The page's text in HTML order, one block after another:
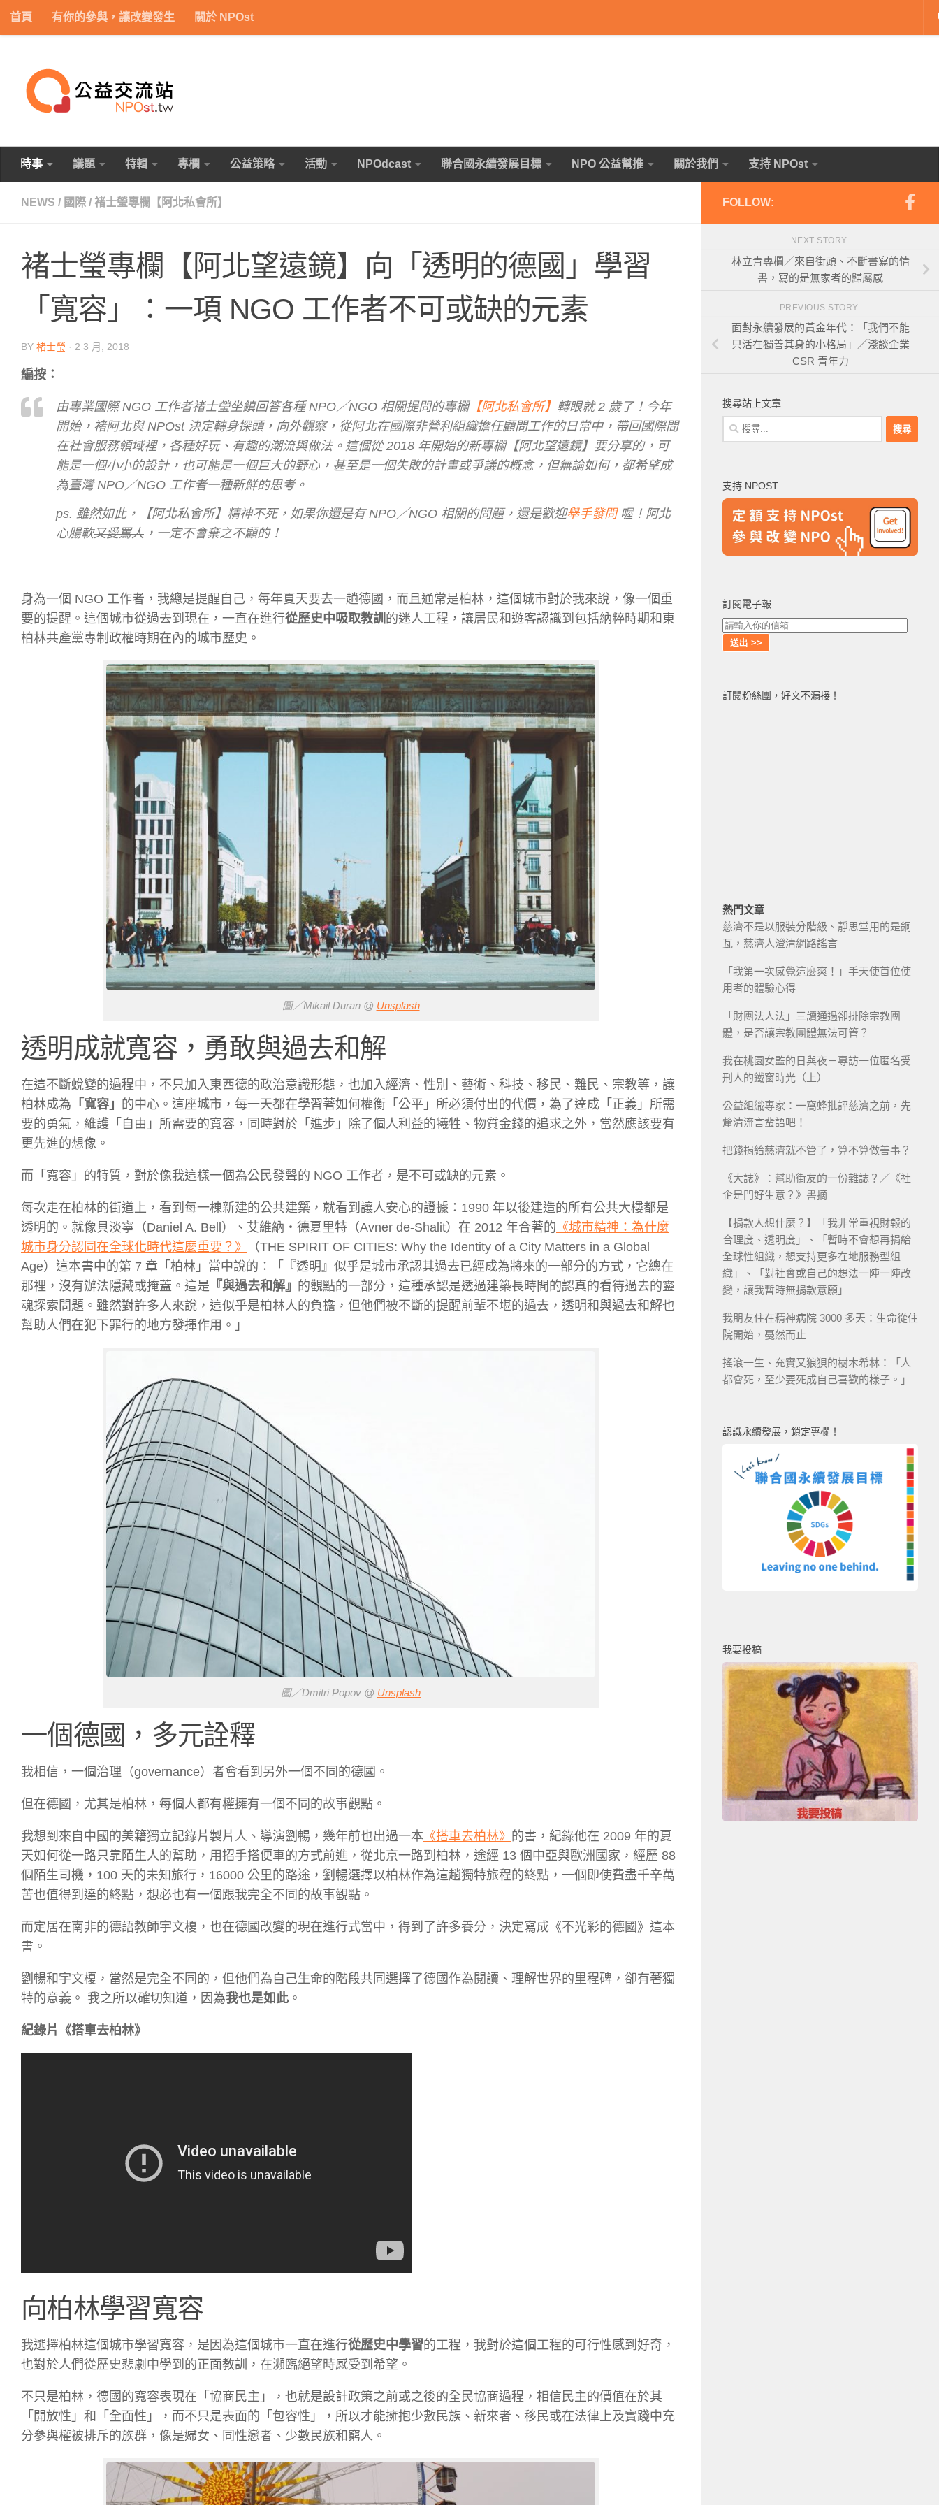
Skip to content
首頁 有你的參與，讓改變發生 關於 NPOst
時事 議題 特輯 專欄 公益策略 活動 NPOdcast 聯合國永續發展目標 NPO 公益幫推 關於我們 支持 NPOst
NEWS / 國際 / 褚士瑩專欄【阿北私會所】
褚士瑩專欄【阿北望遠鏡】向「透明的德國」學習
「寬容」：一項 NGO 工作者不可或缺的元素
BY 褚士瑩 · 2 3 月, 2018
編按：
由專業國際 NGO 工作者褚士瑩坐鎮回答各種 NPO／NGO 相關提問的專欄【阿北私會所】 轉眼就 2 歲了！今年
開始，褚阿北與 NPOst 決定轉身探頭，向外觀察，從阿北在國際非營利組織擔任顧問工作的日常中，帶回國際間
在社會服務領域裡，各種好玩、有趣的潮流與做法。這個從 2018 年開始的新專欄【阿北望遠鏡】要分享的，可
能是一個小小的設計，也可能是一個巨大的野心，甚至是一個失敗的計畫或爭議的概念，但無論如何，都希望成
為臺灣 NPO／NGO 工作者一種新鮮的思考。
ps. 雖然如此，【阿北私會所】精神不死，如果你還是有 NPO／NGO 相關的問題，還是歡迎舉手發問喔！阿北
心腸軟又愛罵人 ，一定不會棄之不顧的！
身為一個 NGO 工作者，我總是提醒自己，每年夏天要去一趟德國，而且通常是柏林，這個城市對於我來說，像一個重
要的提醒。這個城市從過去到現在，一直在進行從歷史中吸取教訓 的迷人工程，讓居民和遊客認識到包括納粹時期和東
柏林共產黨專制政權時期在內的城市歷史。
圖／Mikail Duran @ Unsplash
透明成就寬容，勇敢與過去和解
在這不斷蛻變的過程中，不只加入東西德的政治意識形態，也加入經濟、性別、藝術、科技、移民、難民、宗教等，讓
柏林成為 「寬容」 的中心。這座城市，每一天都在學習著如何權衡「公平」所必須付出的代價，為了達成「正義」所需
要的勇氣，維護「自由」所需要的寬容，同時對於「進步」除了個人利益的犧牲、物質金錢的追求之外，當然應該要有
更先進的想像。
而「寬容」的特質，對於像我這樣一個為公民發聲的 NGO 工作者，是不可或缺的元素。
每次走在柏林的街道上，看到每一棟新建的公共建築，就看到讓人安心的證據：1990 年以後建造的所有公共大樓都是
透明的。就像貝淡寧（Daniel A. Bell）、艾維納‧德夏里特（Avner de-Shalit）在 2012 年合著的 《城市精神：為什麼
城市身分認同在全球化時代這麼重要？》
（THE SPIRIT OF CITIES: Why the Identity of a City Matters in a Global
Age）這本書中的第 7 章「柏林」當中說的：「『透明』似乎是城市承認其過去已經成為將來的一部分的方式，它總在
那裡，沒有辦法隱藏或掩蓋。這是 『與過去和解』 的觀點的一部分，這種承認是透過建築長時間的認真的看待過去的靈
魂探索問題。雖然對許多人來說，這似乎是柏林人的負擔，但他們被不斷的提醒前輩不堪的過去，透明和與過去和解也
幫助人們在犯下罪行的地方發揮作用。」
圖／Dmitri Popov @ Unsplash
一個德國，多元詮釋
我相信，一個治理（governance）者會看到另外一個不同的德國。
但在德國，尤其是柏林，每個人都有權擁有一個不同的故事觀點。
我想到來自中國的美籍獨立記錄片製片人、導演劉暢，幾年前也出過一本 《搭車去柏林》 的書，紀錄他在 2009 年的夏
天如何從一路只靠陌生人的幫助，用招手搭便車的方式前進，從北京一路到柏林，途經 13 個中亞與歐洲國家，經歷 88
個陌生司機，100 天的未知旅行，16000 公里的路途，劉暢選擇以柏林作為這趟獨特旅程的終點，一個即使費盡千辛萬
苦也值得到達的終點，想必也有一個跟我完全不同的故事觀點。
而定居在南非的德語教師宇文榎，也在德國改變的現在進行式當中，得到了許多養分，決定寫成《不光彩的德國》這本
書。
劉暢和宇文榎，當然是完全不同的，但他們為自己生命的階段共同選擇了德國作為閱讀、理解世界的里程碑，卻有著獨
特的意義。 我之所以確切知道，因為我也是如此。
紀錄片《搭車去柏林》
向柏林學習寬容
我選擇柏林這個城市學習寬容，是因為這個城市一直在進行從歷史中學習的工程，我對於這個工程的可行性感到好奇，
也對於人們從歷史悲劇中學到的正面教訓，在瀕臨絕望時感受到希望。
不只是柏林，德國的寬容表現在「協商民主」，也就是設計政策之前或之後的全民協商過程，相信民主的價值在於其
「開放性」和「全面性」，而不只是表面的「包容性」，所以才能擁抱少數民族、新來者、移民或在法律上及實踐中充
分參與權被排斥的族群，像是婦女、同性戀者、少數民族和窮人。
FOLLOW:
NEXT STORY
林立青專欄／來自街頭、不斷書寫的情
書，寫的是無家者的歸屬感
PREVIOUS STORY
面對永續發展的黃金年代：「我們不能
只活在獨善其身的小格局」／淺談企業
CSR 青年力
搜尋站上文章
搜
尋
字:
支持 NPOST
訂閱電子報
訂閱粉絲團，好文不漏接！
熱門文章
慈濟不是以服裝分階級、靜思堂用的是銅
瓦，慈濟人澄清網路謠言
「我第一次感覺這麼爽！」手天使首位使
用者的體驗心得
「財團法人法」三讀通過卻排除宗教團
體，是否讓宗教團體無法可管？
我在桃園女監的日與夜－專訪一位匿名受
刑人的鐵窗時光（上）
公益組織專家：一窩蜂批評慈濟之前，先
釐清流言蜚語吧！
把錢捐給慈濟就不管了，算不算做善事？
《大誌》：幫助街友的一份雜誌？／《社
企是門好生意？》書摘
【捐款人想什麼？】「我非常重視財報的
合理度、透明度」、「暫時不會想再捐給
全球性組織，想支持更多在地服務型組
織」、「對社會或自己的想法一陣一陣改
變，讓我暫時無捐款意願」
我朋友住在精神病院 3000 多天：生命從住
院開始，戞然而止
搖滾一生、充實又狼狽的樹木希林：「人
都會死，至少要死成自己喜歡的樣子。」
認識永續發展，鎖定專欄！
我要投稿